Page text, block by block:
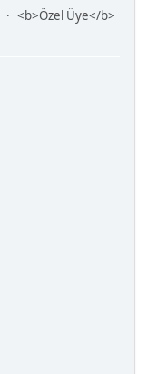
<b>Özel Üye</b>